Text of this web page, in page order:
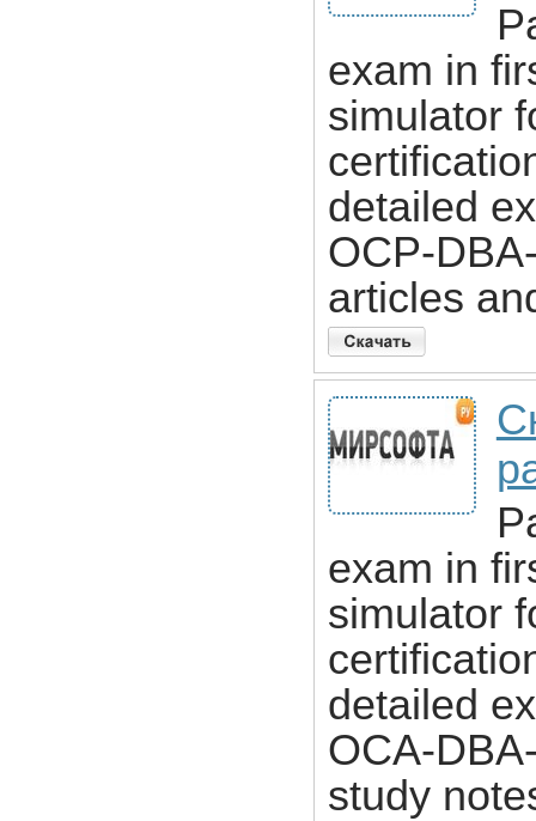
exam in
simulator
detailed
OCP-
articles
exam in
simulator
detailed
OCA-
study